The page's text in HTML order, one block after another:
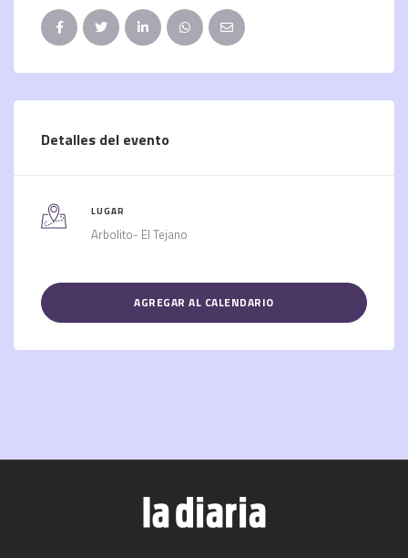
Detalles del evento
LUGAR
Arbolito- El Tejano
AGREGAR AL CALENDARIO